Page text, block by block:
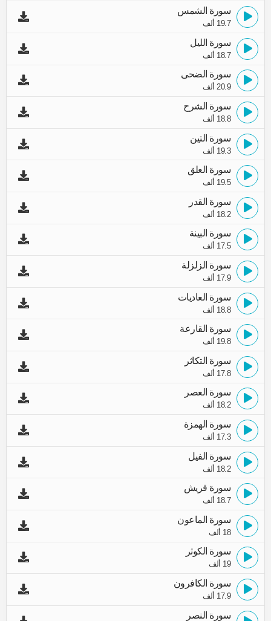
سورة الشمس
19.7 ألف
سورة الليل
18.7 ألف
سورة الضحى
20.9 ألف
سورة الشرح
18.8 ألف
سورة التين
19.3 ألف
سورة العلق
19.5 ألف
سورة القدر
18.2 ألف
سورة البينة
17.5 ألف
سورة الزلزلة
17.9 ألف
سورة العاديات
18.8 ألف
سورة القارعة
19.8 ألف
سورة التكاثر
17.8 ألف
سورة العصر
18.2 ألف
سورة الهمزة
17.3 ألف
سورة الفيل
18.2 ألف
سورة قريش
18.7 ألف
سورة الماعون
18 ألف
سورة الكوثر
19 ألف
سورة الكافرون
17.9 ألف
سورة النصر